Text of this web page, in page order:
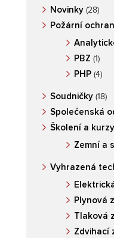
Novinky (28)
Požární
PBZ (1)
PHP (4)
Soudničky (18)
Společenská
Školení a kurzy
Zemní a
Vyhrazená
Plynová
Tlaková
Zdvihací